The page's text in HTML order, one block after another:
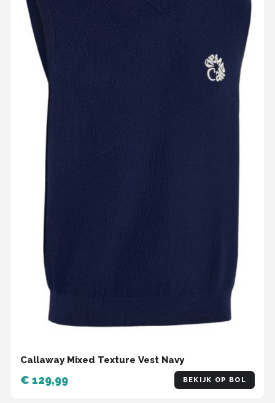
Callaway Mixed Texture Vest Navy
€ 129,99 BEKIJK OP BOL